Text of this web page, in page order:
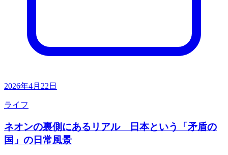
2026年4月22日
ライフ
ネオンの裏側にあるリアル 日本という「矛盾の
国」の日常風景